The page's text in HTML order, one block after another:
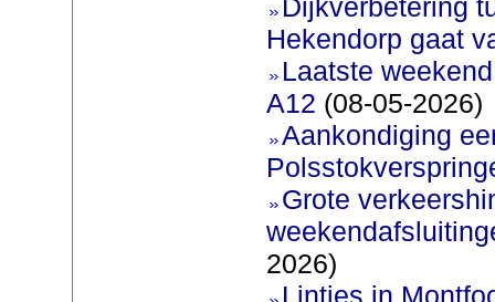
Hekendorp gaat
Laatste
A12 (08-05-2026)
Aankondiging
Grote
2026)
Lintjes in